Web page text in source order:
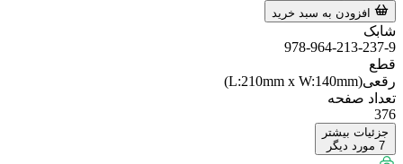
افزودن به سبد خرید
شابک
978-964-213-237-9
قطع
رقعی(L:210mm x W:140mm)
تعداد صفحه
376
جزئیات بیشتر
7 مورد دیگر